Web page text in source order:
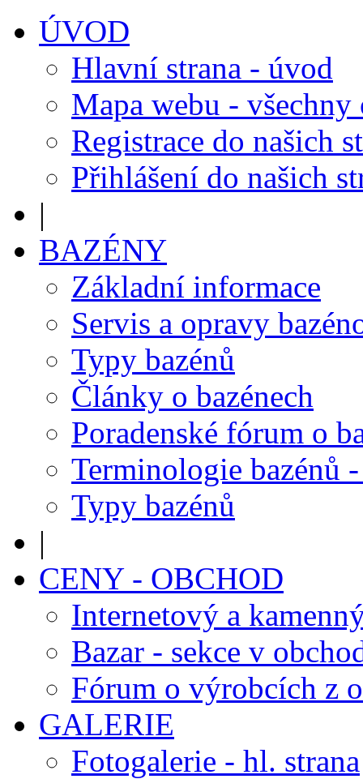
ÚVOD
Hlavní strana - úvod
Mapa webu - všechny
Registrace do našich
Přihlášení do našich
|
BAZÉNY
Základní informace
Servis a opravy
Typy bazénů
Články o bazénech
Poradenské fórum o
Terminologie bazénů
Typy bazénů
|
CENY - OBCHOD
Internetový a
Bazar - sekce v
Fórum o výrobcích z
GALERIE
Fotogalerie - hl. strana